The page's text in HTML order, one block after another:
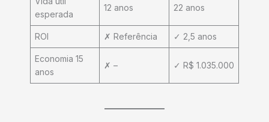
esperada
12 anos 22 anos
ROI ✗ Referência ✓ 2,5 anos
Economia 15
anos
✗ – ✓ R$ 1.035.000